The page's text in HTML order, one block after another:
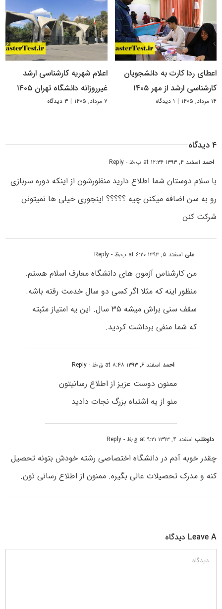
اعطای ردا کارت به دانشجویان
کارشناسی ارشد از مهر ۱۴۰۵
۱۴ مرداد, ۱۴۰۵ | ۱ دیدگاه
اعلام شهریه کارشناسی ارشد
غیرروزانه دانشگاه تهران ۱۴۰۵
۷ مرداد, ۱۴۰۵ | ۳ دیدگاه
۴ دیدگاه
احمداسفند ۴, ۱۳۹۳ at ۱۲:۳۶ ب٫ظ - Reply
با سلام دوستان شما اطلاع دارید منظورشون از اینکه دوره سربازی
رو به سن اضافه میکنن چیه ؟؟؟؟؟ اینجوری خیلی ها نمیتونن
شرکت کنن
علی اسفند ۵, ۱۳۹۳ at ۶:۲۰ ب٫ظ - Reply
من کارشناس آزمون های دانشگاه معارف اسلام هستم.
منظور اینه که مثلا اگر کسی دو سال خدمت رفته باشه.
سقف سنی براش میشه ۳۵ سال. این یه امتیاز مثبته
که شما منفی برداشت کردید.
احمداسفند ۶, ۱۳۹۳ at ۸:۴۸ ق٫ظ - Reply
ممنون دوست عزیز از اطلاع رسانیتون
منو از یه اشتباه بزرگ نجات دادید
داوطلباسفند ۴, ۱۳۹۳ at ۹:۲۱ ق٫ظ - Reply
چقدر خوبه آدم در دانشگاه اختصاصی رشته خودش بتونه تحصیل
کنه و مدرک تحصیلات عالی بگیره. ممنون از اطلاع رسانی تون.
Leave A دیدگاه
دیدگاه